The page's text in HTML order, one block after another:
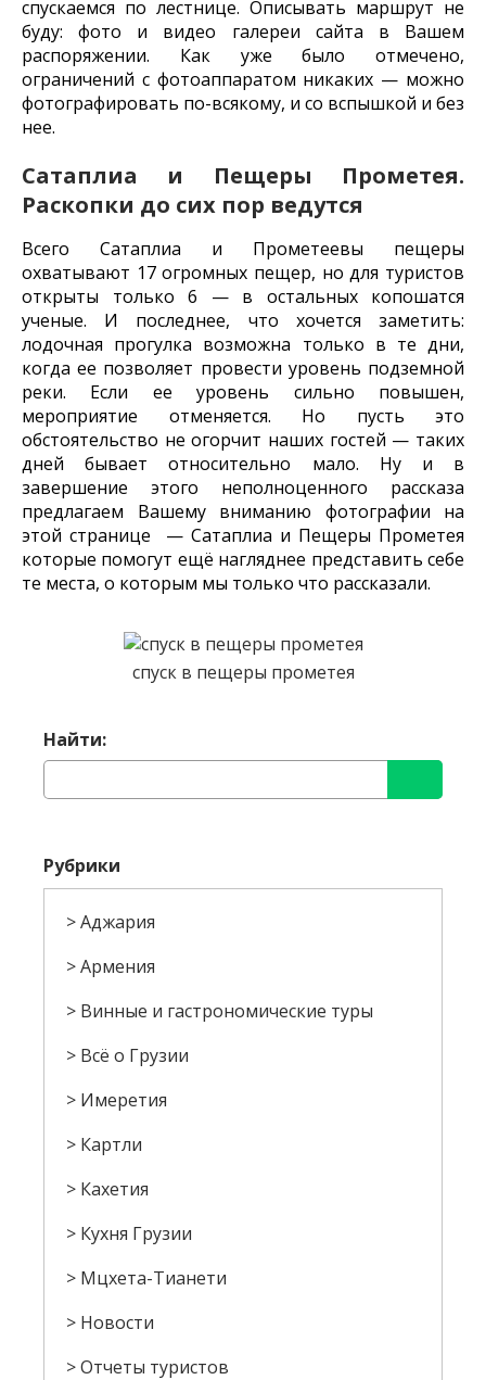
спускаемся по лестнице. Описывать маршрут не
буду: фото и видео галереи сайта в Вашем
распоряжении. Как уже было отмечено,
ограничений с фотоаппаратом никаких — можно
фотографировать по-всякому, и со вспышкой и без
нее.
Сатаплиа и Пещеры Прометея.
Раскопки до сих пор ведутся
Всего Сатаплиа и Прометеевы пещеры
охватывают 17 огромных пещер, но для туристов
открыты только 6 — в остальных копошатся
ученые. И последнее, что хочется заметить:
лодочная прогулка возможна только в те дни,
когда ее позволяет провести уровень подземной
реки. Если ее уровень сильно повышен,
мероприятие отменяется. Но пусть это
обстоятельство не огорчит наших гостей — таких
дней бывает относительно мало. Ну и в
завершение этого неполноценного рассказа
предлагаем Вашему вниманию фотографии на
этой странице — Сатаплиа и Пещеры Прометея
которые помогут ещё нагляднее представить себе
те места, о которым мы только что рассказали.
спуск в пещеры прометея
Найти:
Рубрики
Аджария
Армения
Винные и гастрономические туры
Всё о Грузии
Имеретия
Картли
Кахетия
Кухня Грузии
Мцхета-Тианети
Новости
Отчеты туристов